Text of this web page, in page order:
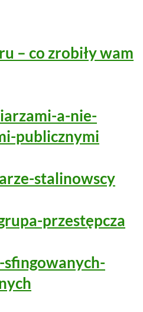
– co zrobiły wam
a-nie-
publicznymi
stalinowscy
przestępcza
sfingowanych-